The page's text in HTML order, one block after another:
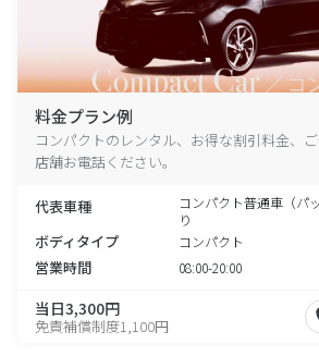
料金プラン例
コンパクトのレンタル、お得な割引料金、
店舗お電話ください。
代表車種
コンパクト普通車（パ
り
ボディタイプ コンパクト
営業時間 08:00-20:00
当日3,300円
免責補償制度1,100円